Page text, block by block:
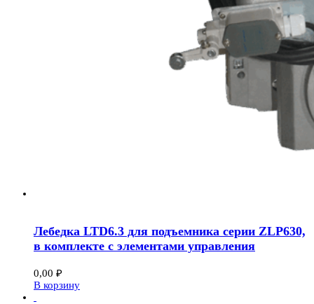
Лебедка LTD6.3 для подъемника серии ZLP630,
в комплекте с элементами управления
0,00 ₽
В корзину